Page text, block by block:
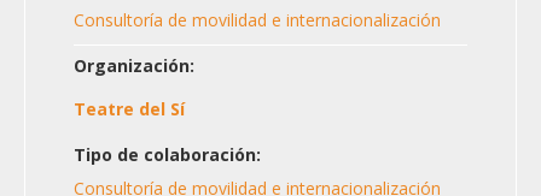
Consultoría de movilidad e internacionalización
Organización:
Teatre del Sí
Tipo de colaboración:
Consultoría de movilidad e internacionalización